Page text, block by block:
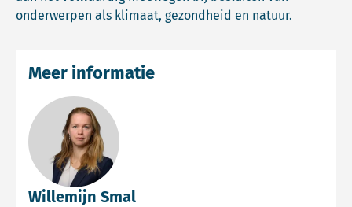
onderwerpen als klimaat, gezondheid en natuur.
Willemijn Smal
Meer informatie